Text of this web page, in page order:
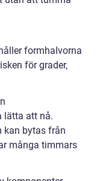
formhalvorna
för grader,
lätta att nå.
kan bytas från
många timmars